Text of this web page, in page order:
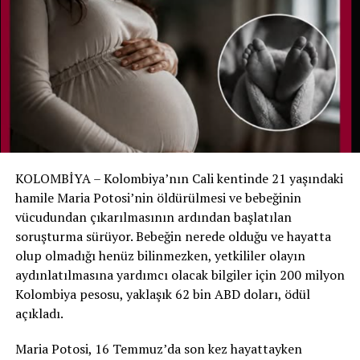
fark etti. Görevlinin anlatımına göre bebek daha sonra
öksürmeye ve nefes almaya çalışır gibi sesler çıkarmaya
başladı.
Bunun üzerine hastane ekibine hemen haber verildi.
Noah yeniden muayene edildi ve yaşam belirtilerinin
bulunduğu belirlenerek yenidoğan yoğun bakımına geri
alındı.
Aile hastaneyi suçlamıyor
Hastane, ölüm tespitinde gerekli tıbbi ve yasal
prosedürlerin uygulandığını ve mevcut bulgular ışığında
bir ihmal tespit edilmediğini açıkladı. Noah’ın annesi de
hastane personelinin oğlunu kurtarmak için yoğun çaba
gösterdiğini belirterek sağlık ekibini suçlamadıklarını
söyledi.
Noah daha sonra tedavisinin devamı için Bauru’daki São
KOLOMBİYA – Kolombiya’nın Cali kentinde 21 yaşındaki
hamile Maria Potosi’nin öldürülmesi ve bebeğinin
vücudundan çıkarılmasının ardından başlatılan
soruşturma sürüyor. Bebeğin nerede olduğu ve hayatta
olup olmadığı henüz bilinmezken, yetkililer olayın
aydınlatılmasına yardımcı olacak bilgiler için 200 milyon
Kolombiya pesosu, yaklaşık 62 bin ABD doları, ödül
açıkladı.
Maria Potosi, 16 Temmuz’da son kez hayattayken